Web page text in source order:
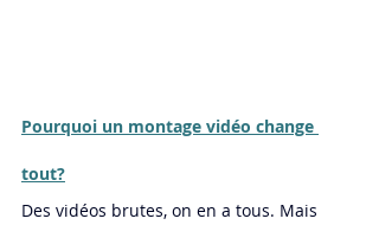
Pourquoi un montage vidéo change
tout?
Des vidéos brutes, on en a tous. Mais